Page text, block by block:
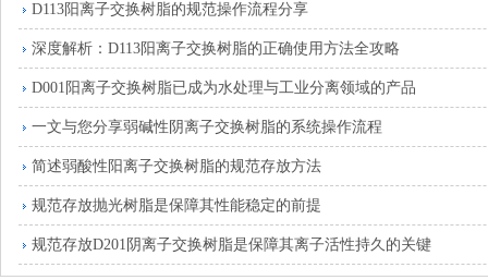
D113阳离子交换树脂的规范操作流程分享
深度解析：D113阳离子交换树脂的正确使用方法全攻略
D001阳离子交换树脂已成为水处理与工业分离领域的产品
一文与您分享弱碱性阴离子交换树脂的系统操作流程
简述弱酸性阳离子交换树脂的规范存放方法
规范存放抛光树脂是保障其性能稳定的前提
规范存放D201阴离子交换树脂是保障其离子活性持久的关键